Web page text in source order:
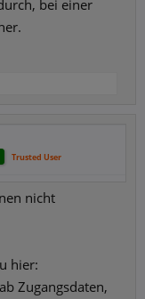
bei einer
Trusted User
nicht
hier:
Zugangsdaten,